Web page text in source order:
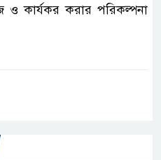
ও কার্যকর করার পরিকল্পনা